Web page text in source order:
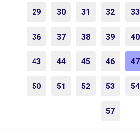
29 30 31 32 33
36 37 38 39 40
43 44 45 46 47
50 51 52 53 54
57